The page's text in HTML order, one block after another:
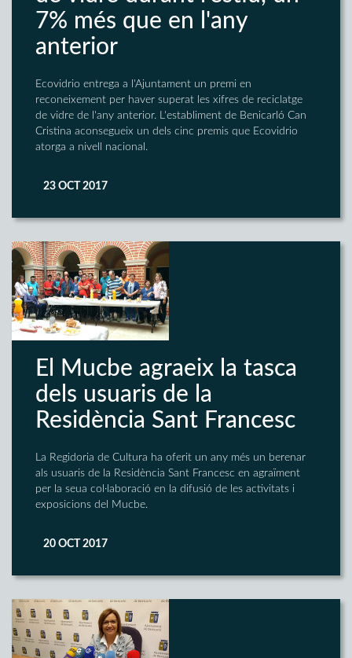
7% més que en l'any
anterior
Ecovidrio entrega a l'Ajuntament un premi en
reconeixement per haver superat les xifres de reciclatge
de vidre de l'any anterior. L'establiment de Benicarló Can
Cristina aconsegueix un dels cinc premis que Ecovidrio
atorga a nivell nacional.
23 OCT 2017
El Mucbe agraeix la tasca
dels usuaris de la
Residència Sant Francesc
La Regidoria de Cultura ha oferit un any més un berenar
als usuaris de la Residència Sant Francesc en agraïment
per la seua col·laboració en la difusió de les activitats i
exposicions del Mucbe.
20 OCT 2017